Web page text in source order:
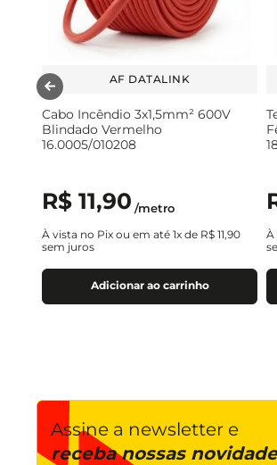
AF DATALINK
Cabo Incêndio 3x1,5mm² 600V
Blindado Vermelho
16.0005/010208
R$ 11,90 /metro
À vista no Pix ou em até 1x de R$ 11,90
sem juros
Adicionar ao carrinho
À
Assine a newsletter e
receba nossas